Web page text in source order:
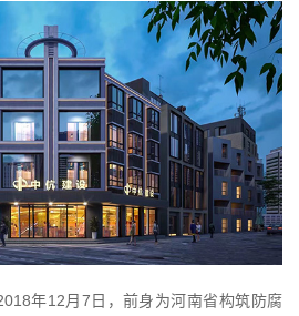
年12月7日，前身为河南省构筑防腐